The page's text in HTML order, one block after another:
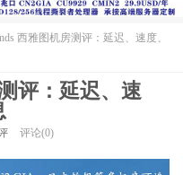
西雅图机房测评：延迟、速度、
评：延迟、速
评论(0)